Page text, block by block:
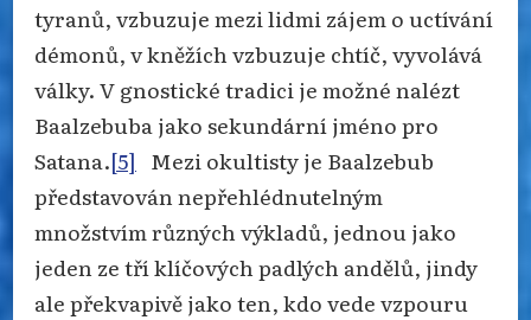
tyranů, vzbuzuje mezi lidmi zájem o uctívání
démonů, v kněžích vzbuzuje chtíč, vyvolává
války. V gnostické tradici je možné nalézt
Baalzebuba jako sekundární jméno pro
Satana.[5] Mezi okultisty je Baalzebub
představován nepřehlédnutelným
množstvím různých výkladů, jednou jako
jeden ze tří klíčových padlých andělů, jindy
ale překvapivě jako ten, kdo vede vzpouru